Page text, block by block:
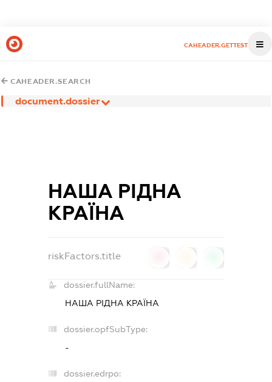
CAHEADER.GETTEST
CAHEADER.SEARCH
document.dossier
НАША РІДНА
КРАЇНА
riskFactors.title
dossier.fullName:
НАША РІДНА КРАЇНА
dossier.opfSubType:
-
dossier.edrpo: